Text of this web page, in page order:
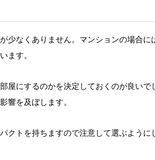
少なくありません。マンションの場合に
ます。
屋にするのかを決定しておくのが良いで
響を及ぼします。
クトを持ちますので注意して選ぶように